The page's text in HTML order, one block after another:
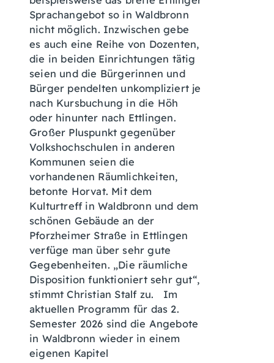
Sprachangebot so in Waldbronn
nicht möglich. Inzwischen gebe
es auch eine Reihe von Dozenten,
die in beiden Einrichtungen tätig
seien und die Bürgerinnen und
Bürger pendelten unkompliziert je
nach Kursbuchung in die Höh
oder hinunter nach Ettlingen.
Großer Pluspunkt gegenüber
Volkshochschulen in anderen
Kommunen seien die
vorhandenen Räumlichkeiten,
betonte Horvat. Mit dem
Kulturtreff in Waldbronn und dem
schönen Gebäude an der
Pforzheimer Straße in Ettlingen
verfüge man über sehr gute
Gegebenheiten. „Die räumliche
Disposition funktioniert sehr gut“,
stimmt Christian Stalf zu. Im
aktuellen Programm für das 2.
Semester 2026 sind die Angebote
in Waldbronn wieder in einem
eigenen Kapitel